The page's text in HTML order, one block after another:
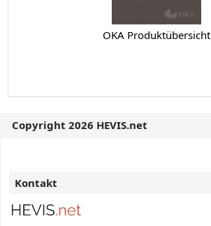
OKA Produktübersicht
Copyright 2026 HEVIS.net
Kontakt